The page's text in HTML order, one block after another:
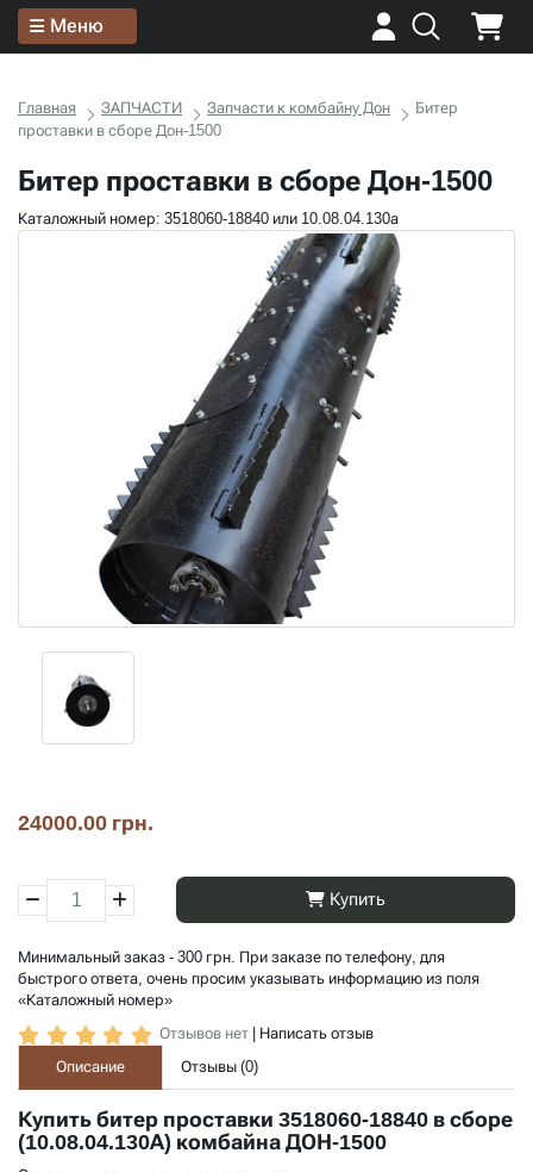
Меню
Главная ЗАПЧАСТИ Запчасти к комбайну Дон
Битер
проставки в сборе Дон-1500
Битер проставки в сборе Дон-1500
Каталожный номер: 3518060-18840 или 10.08.04.130а
24000.00 грн.
Купить
Минимальный заказ - 300 грн. При заказе по телефону, для
быстрого ответа, очень просим указывать информацию из поля
«Каталожный номер»
Отзывов нет
Написать отзыв
Описание
Отзывы (0)
Купить битер проставки 3518060-18840 в сборе
(10.08.04.130А) комбайна ДОН-1500